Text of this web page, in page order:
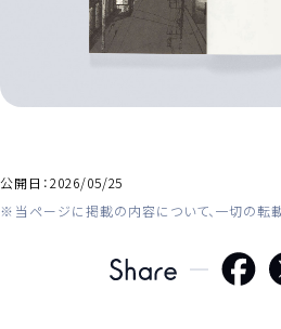
公開日：2026/05/25
当ページに掲載の内容について、一切の転